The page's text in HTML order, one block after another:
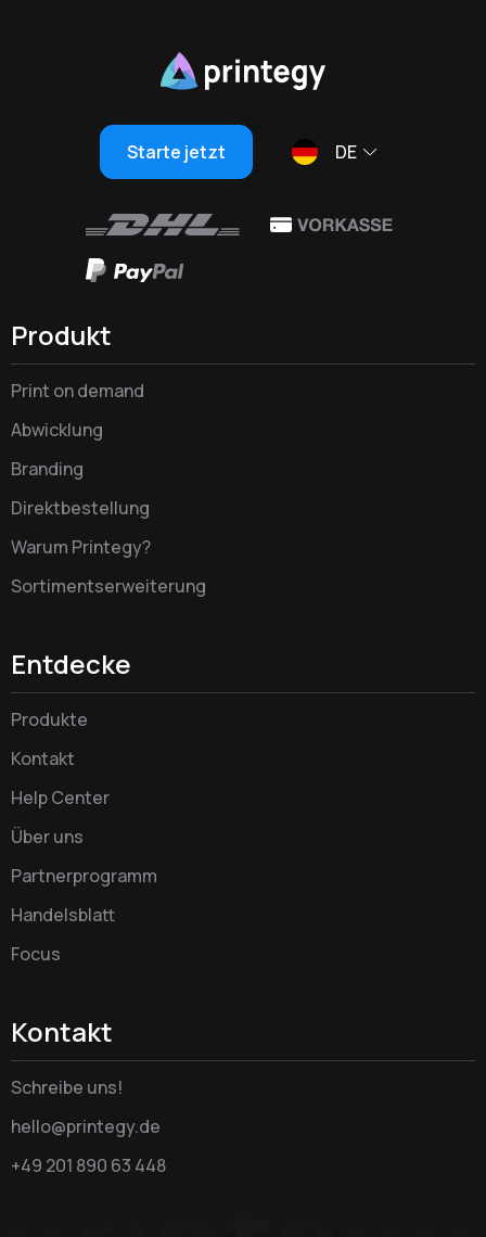
Starte jetzt DE
Produkt
Print on demand
Abwicklung
Branding
Direktbestellung
Warum Printegy?
Sortimentserweiterung
Entdecke
Produkte
Kontakt
Help Center
Über uns
Partnerprogramm
Handelsblatt
Focus
Kontakt
Schreibe uns!
hello@printegy.de
+49 201 890 63 448